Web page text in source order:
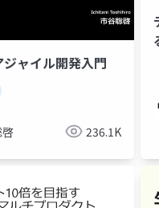
ャイル開発入門
236.1K